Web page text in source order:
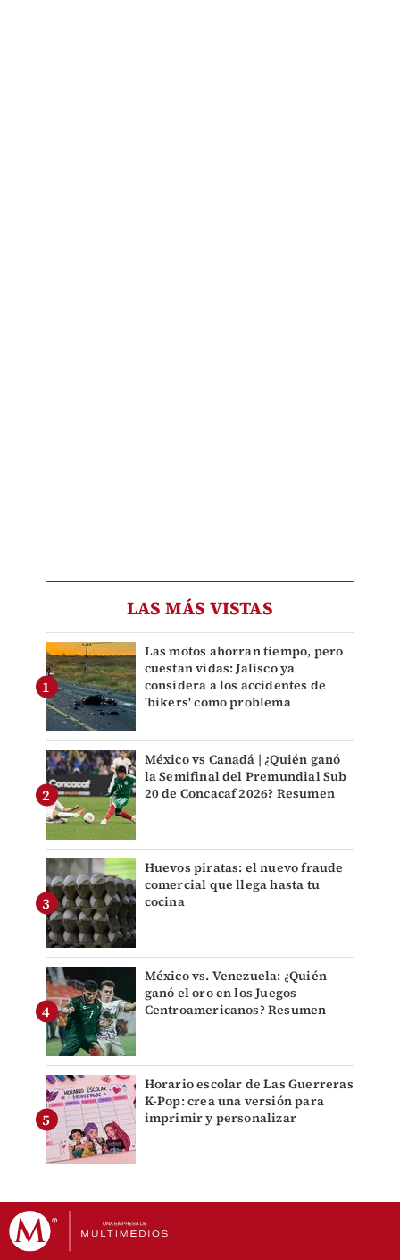
LAS MÁS VISTAS
Las motos ahorran tiempo, pero
cuestan vidas: Jalisco ya
considera a los accidentes de
'bikers' como problema
México vs Canadá | ¿Quién ganó
la Semifinal del Premundial Sub
20 de Concacaf 2026? Resumen
Huevos piratas: el nuevo fraude
comercial que llega hasta tu
cocina
México vs. Venezuela: ¿Quién
ganó el oro en los Juegos
Centroamericanos? Resumen
Horario escolar de Las Guerreras
K-Pop: crea una versión para
imprimir y personalizar